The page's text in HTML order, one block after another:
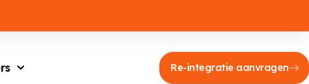
Re-integratie aanvragen